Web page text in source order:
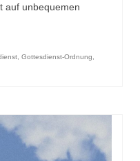
auf unbequemen
, Gottesdienst-Ordnung,